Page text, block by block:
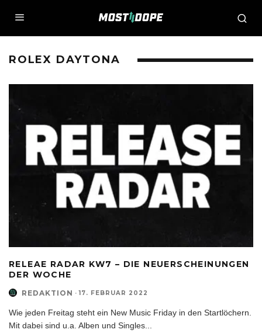
ROLEX DAYTONA
RELEAE RADAR KW7 – DIE NEUERSCHEINUNGEN
DER WOCHE
REDAKTION · 17. FEBRUAR 2022
Wie jeden Freitag steht ein New Music Friday in den Startlöchern.
Mit dabei sind u.a. Alben und Singles